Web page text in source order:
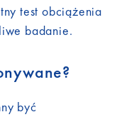
test obciążenia
badanie.
być